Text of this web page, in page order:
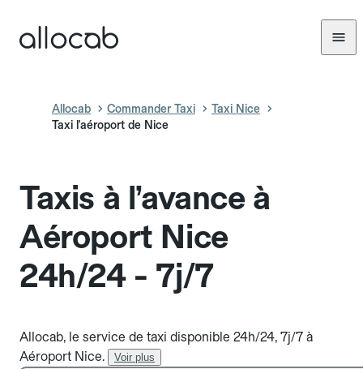
Allocab Commander Taxi
Taxi Nice
Taxi l'aéroport de Nice
Taxis à l’avance à
Aéroport Nice
24h/24 - 7j/7
Allocab, le service de taxi disponible 24h/24, 7j/7 à
Aéroport Nice.
Voir plus